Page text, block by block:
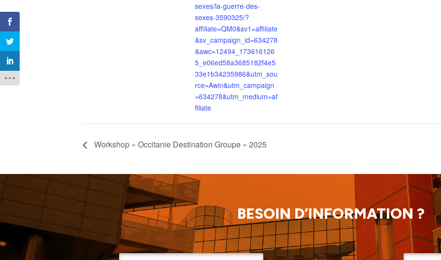
sexes/la-guerre-des-
sexes-3590325/?
affiliate=QM0&sv1=affiliate
&sv_campaign_id=634278
&awc=12494_173616126
5_e06ed58a3685182f4e5
33e1b34235986&utm_sou
rce=Awin&utm_campaign
=634278&utm_medium=af
filiate
Workshop « Occitanie Destination Groupe » 2025
BESOIN D’INFORMATION ?